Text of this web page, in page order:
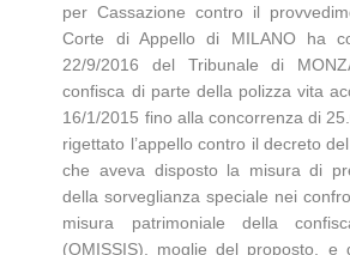
per Cassazione contro il
Corte di Appello di MILANO ha
22/9/2016 del Tribunale di
confisca di parte della polizza vita
16/1/2015 fino alla concorrenza di
rigettato l’appello contro il decreto
che aveva disposto la misura di
della sorveglianza speciale nei
misura patrimoniale della
(OMISSIS), moglie del proposto, e